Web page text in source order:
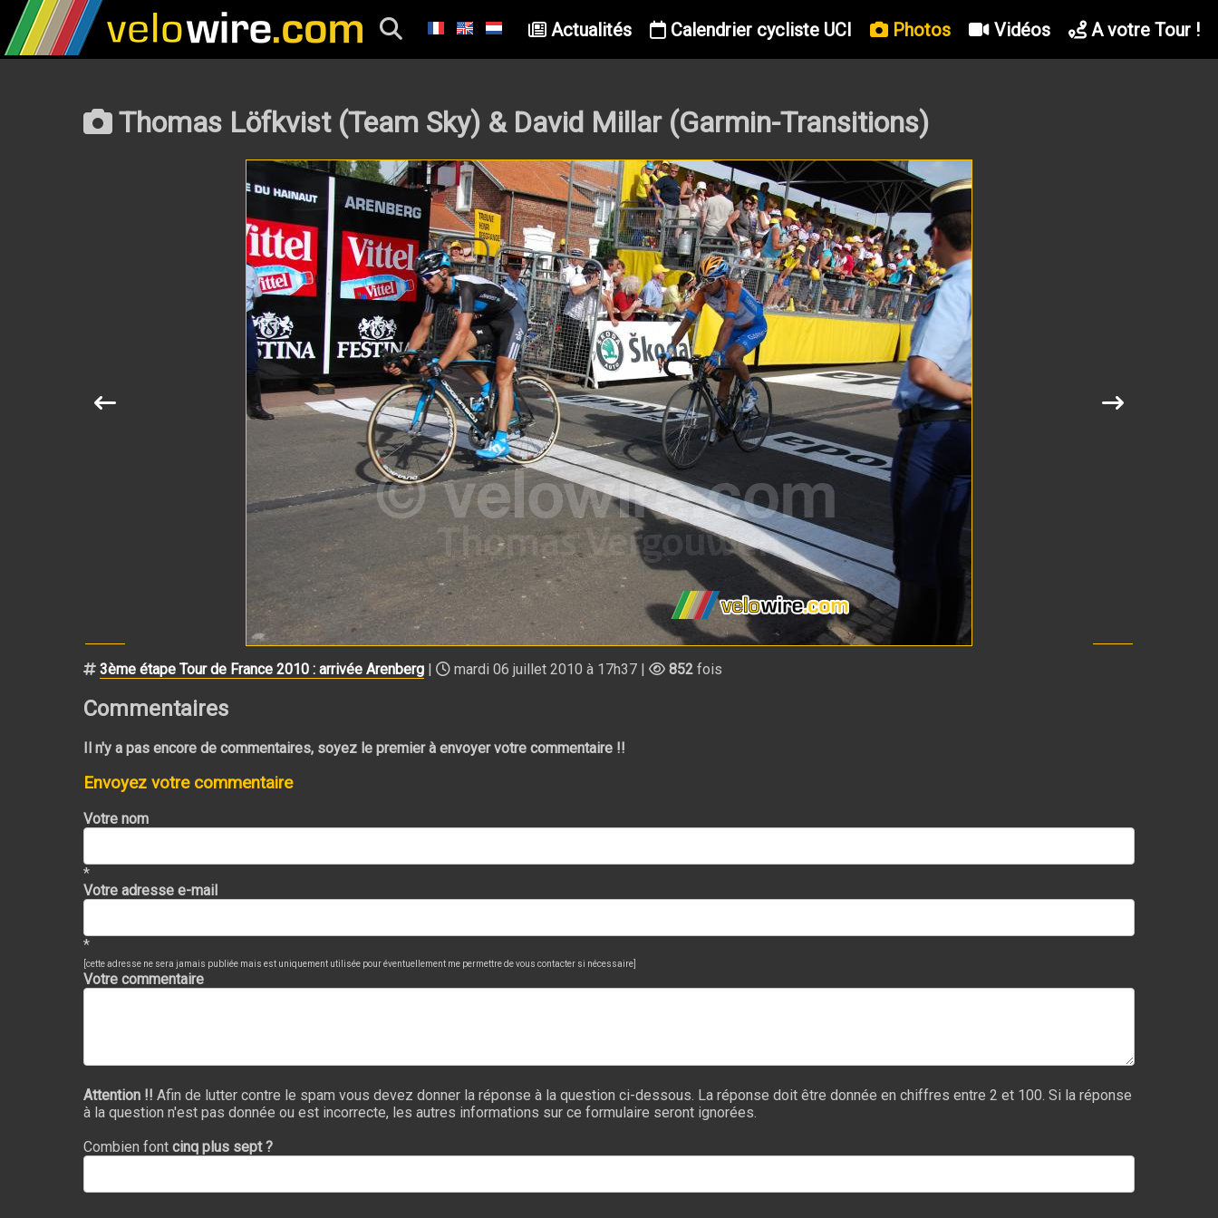
Actualités Calendrier cycliste UCI Photos Vidéos A votre Tour !
Thomas Löfkvist (Team Sky) & David Millar (Garmin-Transitions)
3ème étape Tour de France 2010 : arrivée Arenberg | mardi 06 juillet 2010 à 17h37 | 852 fois
Commentaires
Il n'y a pas encore de commentaires, soyez le premier à envoyer votre commentaire !!
Envoyez votre commentaire
Votre nom
*
Votre adresse e-mail
*
[cette adresse ne sera jamais publiée mais est uniquement utilisée pour éventuellement me permettre de vous contacter si nécessaire]
Votre commentaire
Attention !! Afin de lutter contre le spam vous devez donner la réponse à la question ci-dessous. La réponse doit être donnée en chiffres entre 2 et 100. Si la réponse
à la question n'est pas donnée ou est incorrecte, les autres informations sur ce formulaire seront ignorées.
Combien font cinq plus sept ?